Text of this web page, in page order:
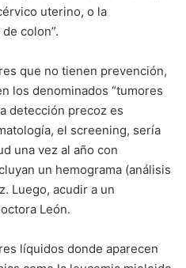
uterino, o la
colon”.
que no tienen prevención,
los denominados “tumores
detección precoz es
el screening, sería
una vez al año con
un hemograma (análisis
Luego, acudir a un
León.
líquidos donde aparecen